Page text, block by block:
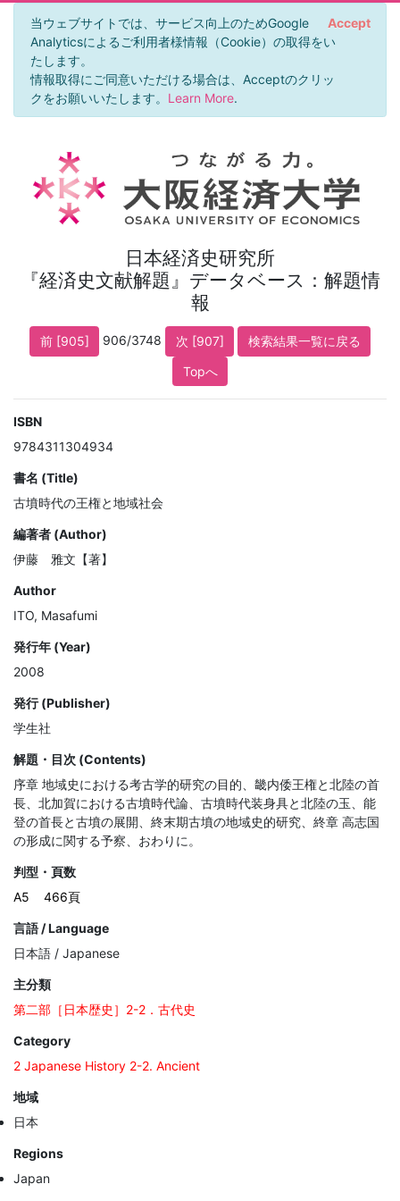
当ウェブサイトでは、サービス向上のためGoogle
Analyticsによるご利用者様情報（Cookie）の取得をい
たします。
情報取得にご同意いただける場合は、Acceptのクリッ
クをお願いいたします。 Learn More.
Accept
日本経済史研究所
『経済史文献解題』データベース：解題情
報
前 [905] 906/3748 次 [907]
検索結果一覧に戻る
Topへ
ISBN
9784311304934
書名 (Title)
古墳時代の王権と地域社会
編著者 (Author)
伊藤 雅文【著】
Author
ITO, Masafumi
発行年 (Year)
2008
発行 (Publisher)
学生社
解題・目次 (Contents)
序章 地域史における考古学的研究の目的、畿内倭王権と北陸の首
長、北加賀における古墳時代論、古墳時代装身具と北陸の玉、能
登の首長と古墳の展開、終末期古墳の地域史的研究、終章 高志国
の形成に関する予察、おわりに。
判型・頁数
A5
466頁
言語 / Language
日本語 / Japanese
主分類
第二部［日本歴史］2-2．古代史
Category
2 Japanese History 2-2. Ancient
地域
日本
Regions
Japan